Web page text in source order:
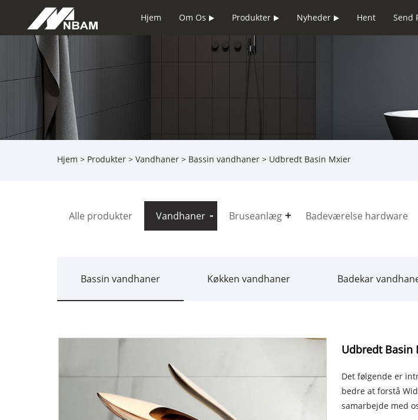
Hjem Om Os Produkter Nyheder Hent Send
Hjem > Produkter > Vandhaner > Bassin vandhaner > Udbredt Basin Mxier
Alle produkter Vandhaner Bruseanlæg Badeværelse hardware
Bassin vandhaner Køkken vandhaner Badekar
Udbredt Basin
Det følgende er
bedre at forstå
samarbejde med